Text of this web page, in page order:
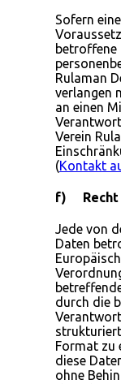
Sofern
betroffene
Rulaman
verlangen
an einen
Verein
(Kontakt
f) Recht
Jede von
Daten
durch die
Format zu
diese
ohne